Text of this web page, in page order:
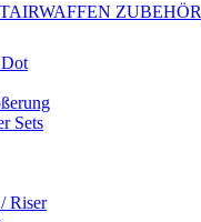
ZUBEHÖR
Sets
Riser